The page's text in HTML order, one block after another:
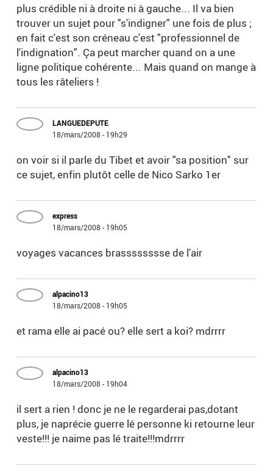
plus crédible ni à droite ni à gauche... Il va bien
trouver un sujet pour "s'indigner" une fois de plus ;
en fait c'est son créneau c'est "professionnel de
l'indignation". Ça peut marcher quand on a une
ligne politique cohérente... Mais quand on mange à
tous les râteliers !
LANGUEDEPUTE
18/mars/2008 - 19h29
on voir si il parle du Tibet et avoir "sa position" sur
ce sujet, enfin plutôt celle de Nico Sarko 1er
express
18/mars/2008 - 19h05
voyages vacances brasssssssse de l'air
alpacino13
18/mars/2008 - 19h05
et rama elle ai pacé ou? elle sert a koi? mdrrrr
alpacino13
18/mars/2008 - 19h04
il sert a rien ! donc je ne le regarderai pas,dotant
plus, je naprécie guerre lé personne ki retourne leur
veste!!! je naime pas lé traite!!!mdrrrr